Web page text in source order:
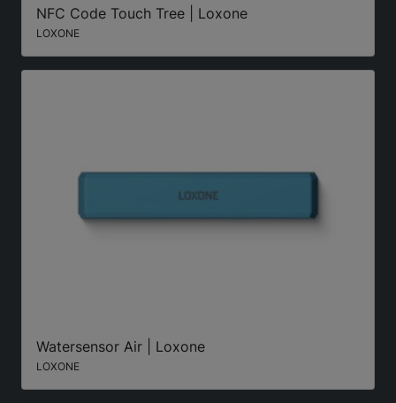
NFC Code Touch Tree | Loxone
LOXONE
Watersensor Air | Loxone
LOXONE